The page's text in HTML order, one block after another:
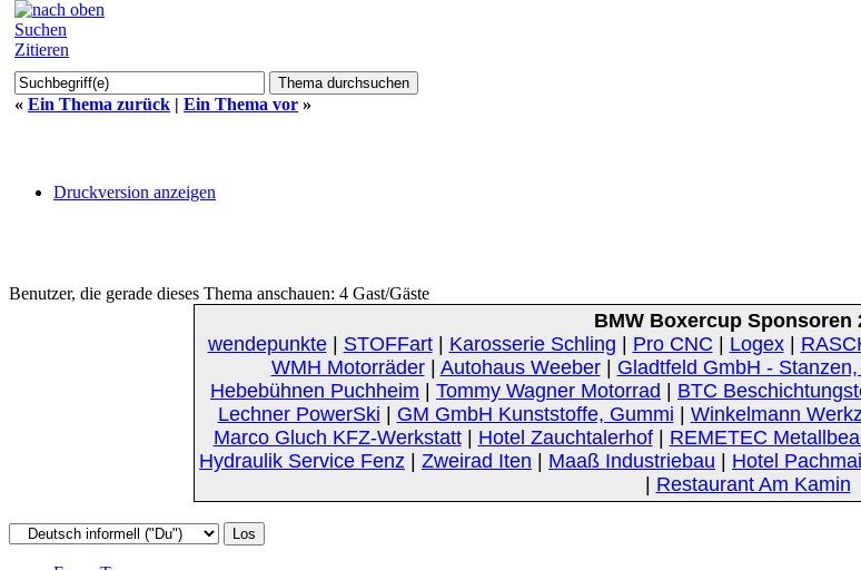
Suchen
Zitieren
« Ein Thema zurück | Ein Thema vor »
Druckversion anzeigen
Benutzer, die gerade dieses Thema anschauen: 4 Gast/Gäste
BMW Boxercup Sponsoren
wendepunkte| STOFFart| Karosserie Schling | Pro CNC | Logex|
WMH Motorräder| Autohaus Weeber| Gladtfeld GmbH -
Hebebühnen Puchheim | Tommy Wagner Motorrad | BTC
Lechner PowerSki | GM GmbH Kunststoffe, Gummi | Winkelmann
Marco Gluch KFZ-Werkstatt| Hotel Zauchtalerhof| REMETEC
Hydraulik Service Fenz | Zweirad Iten | Maaß Industriebau | Hotel
| Restaurant Am Kamin